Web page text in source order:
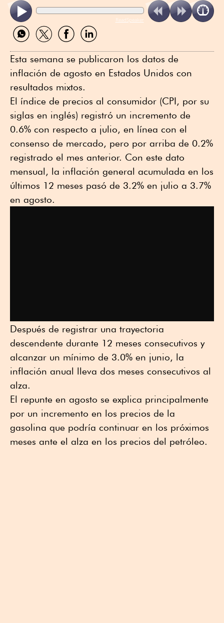
ReadSpeaker
Compartir
por
Compartir
por
Compartir
por
Compartir
por
Esta semana se publicaron los datos de
inflación de agosto en Estados Unidos con
resultados mixtos.
El índice de precios al consumidor (CPI, por su
siglas en inglés) registró un incremento de
0.6% con respecto a julio, en línea con el
consenso de mercado, pero por arriba de 0.2%
registrado el mes anterior. Con este dato
mensual, la inflación general acumulada en los
últimos 12 meses pasó de 3.2% en julio a 3.7%
en agosto.
Después de registrar una trayectoria
descendente durante 12 meses consecutivos y
alcanzar un mínimo de 3.0% en junio, la
inflación anual lleva dos meses consecutivos al
alza.
El repunte en agosto se explica principalmente
por un incremento en los precios de la
gasolina que podría continuar en los próximos
meses ante el alza en los precios del petróleo.